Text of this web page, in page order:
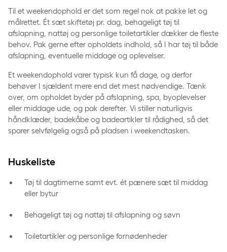
Til et weekendophold er det som regel nok at pakke let og
målrettet. Ét sæt skiftetøj pr. dag, behageligt tøj til
afslapning, nattøj og personlige toiletartikler dækker de fleste
behov. Pak gerne efter opholdets indhold, så I har tøj til både
afslapning, eventuelle middage og oplevelser.
Et weekendophold varer typisk kun få dage, og derfor
behøver I sjældent mere end det mest nødvendige. Tænk
over, om opholdet byder på afslapning, spa, byoplevelser
eller middage ude, og pak derefter. Vi stiller naturligvis
håndklæder, badekåbe og badeartikler til rådighed, så det
sparer selvfølgelig også på pladsen i weekendtasken.
Huskeliste
Tøj til dagtimerne samt evt. ét pænere sæt til middag
eller bytur
Behageligt tøj og nattøj til afslapning og søvn
Toiletartikler og personlige fornødenheder